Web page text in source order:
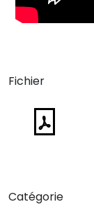
Fichier
Catégorie